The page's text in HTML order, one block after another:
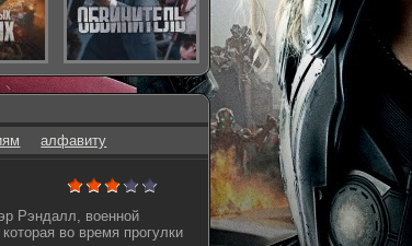
алфавиту
Рэндалл, военной
во время прогулки